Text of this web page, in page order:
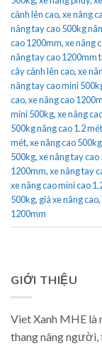
cảnh lên cao,xe nâng
nâng tay cao 500kg
cao 1200mm,xe nâng
nâng tay cao 1200mm
cây cảnh lên cao,xe
nâng tay cao mini
cao,xe nâng cao
mini 500kg,xe nâng
500kg nâng cao 1.2 mét
mét,xe nâng cao
500kg,xe nâng tay
1200mm,xe nâng tay
xe nâng cao mini cao
500kg, giá xe nâng cao,
1200mm
GIỚI THIỆU
Viet Xanh MHE là
thang nâng người,